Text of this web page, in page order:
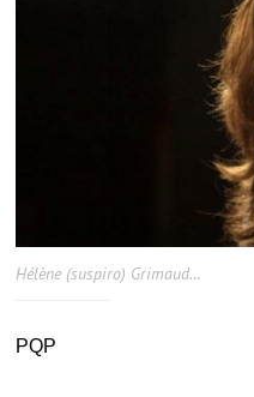
Hélène (suspiro) Grimaud…
PQP